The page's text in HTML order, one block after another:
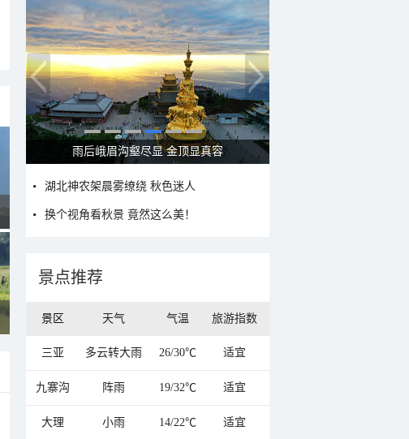
秋意浓 蓝天映衬下的哈尔滨伏尔加庄园
湖北神农架晨雾缭绕 秋色迷人
换个视角看秋景 竟然这么美！
景点推荐
景区 天气 气温 旅游指数
三亚 多云转大雨 26/30℃ 适宜
九寨沟 阵雨 19/32℃ 适宜
大理 小雨 14/22℃ 适宜